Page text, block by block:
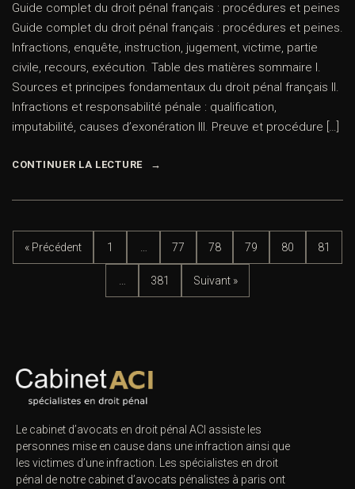
Guide complet du droit pénal français : procédures et peines
Guide complet du droit pénal français : procédures et peines.
Infractions, enquête, instruction, jugement, victime, partie
civile, recours, exécution. Table des matières sommaire I.
Sources et principes fondamentaux du droit pénal français II.
Infractions et responsabilité pénale : qualification,
imputabilité, causes d’exonération III. Preuve et procédure […]
CONTINUER LA LECTURE
« Précédent 1 77 78 79 80 81
381 Suivant »
Le cabinet d’avocats en droit pénal ACI assiste les
personnes mise en cause dans une infraction ainsi que
les victimes d’une infraction. Les spécialistes en droit
pénal de notre cabinet d’avocats pénalistes à paris ont